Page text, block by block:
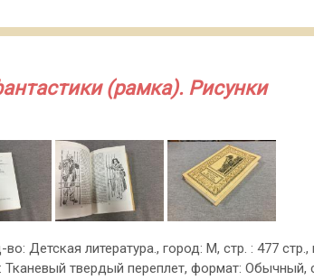
(рамка). Рисунки
во: Детская литература., город: М, стр. : 477 стр.,
твердый переплет, формат: Обычный,